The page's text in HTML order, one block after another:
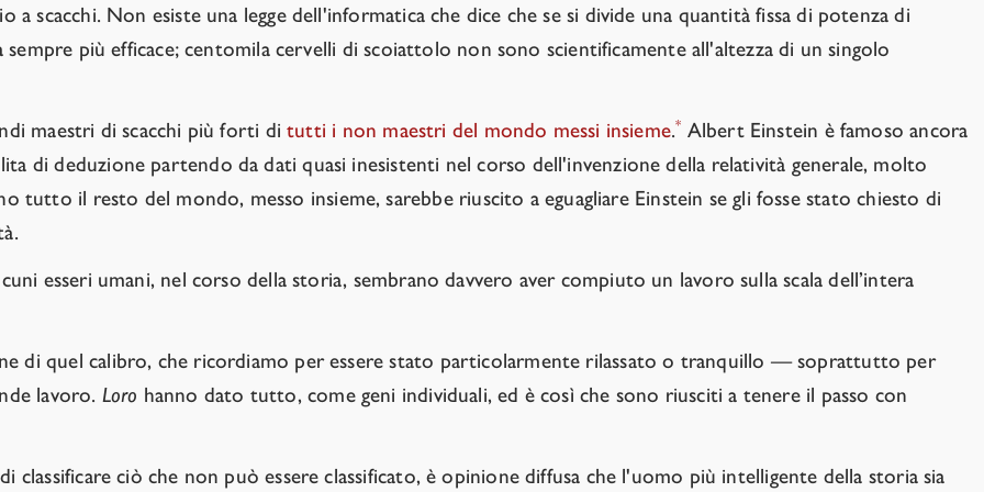
a scacchi. Non esiste una legge dell'informatica che dice che se si divide una quantità fissa di potenza di
più efficace; centomila cervelli di scoiattolo non sono scientificamente all'altezza di un singolo
maestri di scacchi più forti ditutti i non maestri del mondo messi insieme.* Albert Einstein è famoso ancora
di deduzione partendo da dati quasi inesistenti nel corso dell'invenzione della relatività generale, molto
tutto il resto del mondo, messo insieme, sarebbe riuscito a eguagliare Einstein se gli fosse stato chiesto di
esseri umani, nel corso della storia, sembrano davvero aver compiuto un lavoro sulla scala dell’intera
di quel calibro, che ricordiamo per essere stato particolarmente rilassato o tranquillo — soprattutto per
lavoro. Loro hanno dato tutto, come geni individuali, ed è così che sono riusciti a tenere il passo con
classificare ciò che non può essere classificato, è opinione diffusa che l'uomo più intelligente della storia sia